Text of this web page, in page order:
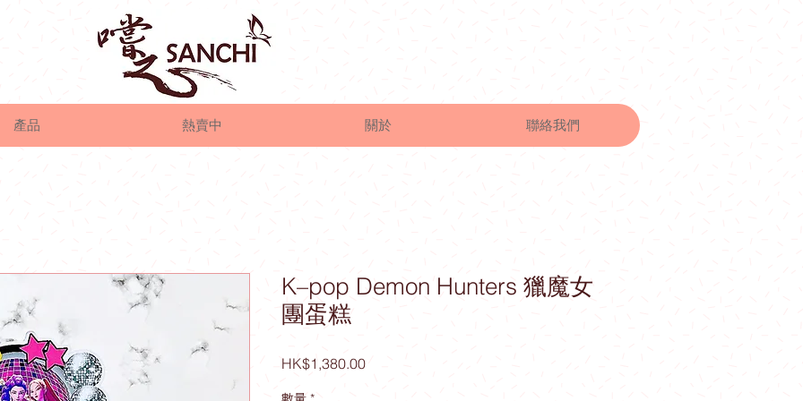
產品 熱賣中 關於 聯絡我們
K–pop Demon Hunters 獵魔女
團蛋糕
HK$1,380.00價